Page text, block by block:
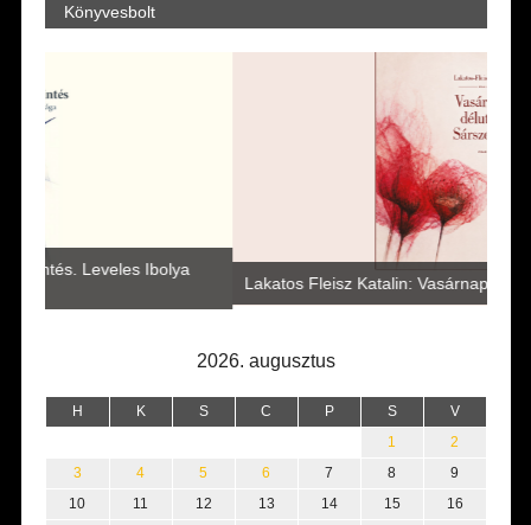
Könyvesbolt
Lakatos Fleisz Katalin: Vasárnap délután Sárszegen
2026. augusztus
H K S C P S V
1
2
3
4 5 6 7 8
9
10
11 12 13 14 15
16